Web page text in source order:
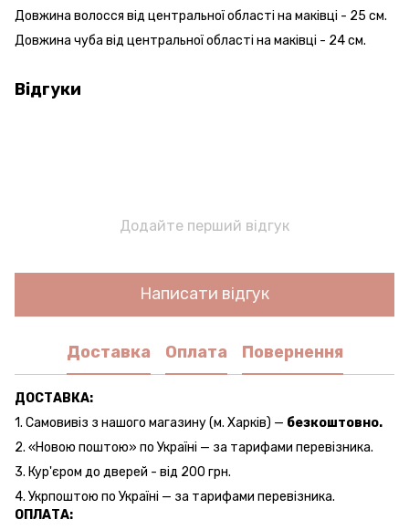
Довжина волосся від центральної області на маківці - 25 см.
Довжина чуба від центральної області на маківці - 24 см.
Відгуки
Додайте перший відгук
Написати відгук
Доставка Оплата Повернення
ДОСТАВКА:
1. Самовивіз з нашого магазину (м. Харків) — безкоштовно.
2. «Новою поштою» по Україні — за тарифами перевізника.
3. Кур'єром до дверей - від 200 грн.
4. Укрпоштою по Україні — за тарифами перевізника.
ОПЛАТА: